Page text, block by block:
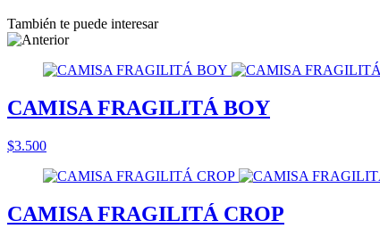
También te puede interesar
CAMISA FRAGILITÁ BOY
$3.500
CAMISA FRAGILITÁ CROP